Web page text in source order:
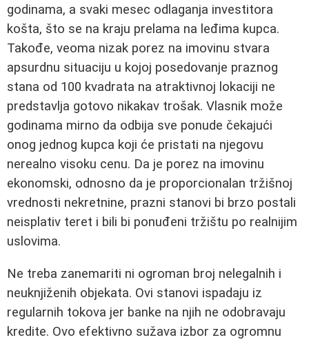
godinama, a svaki mesec odlaganja investitora
košta, što se na kraju prelama na leđima kupca.
Takođe, veoma nizak porez na imovinu stvara
apsurdnu situaciju u kojoj posedovanje praznog
stana od 100 kvadrata na atraktivnoj lokaciji ne
predstavlja gotovo nikakav trošak. Vlasnik može
godinama mirno da odbija sve ponude čekajući
onog jednog kupca koji će pristati na njegovu
nerealno visoku cenu. Da je porez na imovinu
ekonomski, odnosno da je proporcionalan tržišnoj
vrednosti nekretnine, prazni stanovi bi brzo postali
neisplativ teret i bili bi ponuđeni tržištu po realnijim
uslovima.
Ne treba zanemariti ni ogroman broj nelegalnih i
neuknjiženih objekata. Ovi stanovi ispadaju iz
regularnih tokova jer banke na njih ne odobravaju
kredite. Ovo efektivno sužava izbor za ogromnu